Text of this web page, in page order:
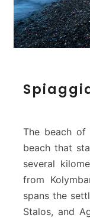
The beach of
beach that
several
from
spans the
Stalos, and